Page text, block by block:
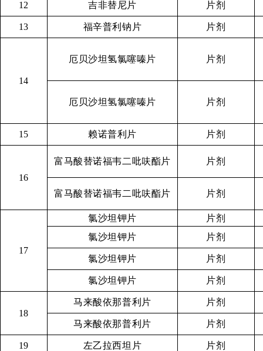
12 吉非替尼片 片剂
13 福辛普利钠片 片剂
14
厄贝沙坦氢氯噻嗪片 片剂
厄贝沙坦氢氯噻嗪片 片剂
15 赖诺普利片 片剂
16
富马酸替诺福韦二吡呋酯片 片剂
富马酸替诺福韦二吡呋酯片 片剂
17
氯沙坦钾片
片剂
氯沙坦钾片
片剂
氯沙坦钾片 片剂
氯沙坦钾片 片剂
18
马来酸依那普利片 片剂
马来酸依那普利片 片剂
19 左乙拉西坦片 片剂